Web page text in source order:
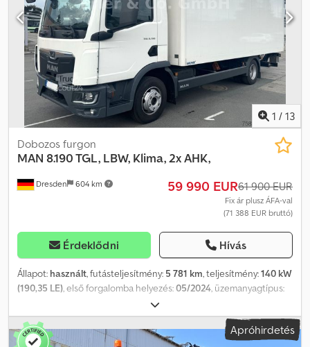
Elektromos tükrök • Szervokormány • Tachográf Plató mérete: 595
x 230 x 105 cm (H x Sz x M) RAKTERHELÉS: 4500 kg TELJES
TÖMEG: 11 990 kg TENGELYTÁV: 455 cm GUMI MÉRET: 245/70R17,5
FUTÓMŰ: ELSŐ: RUGÓS HÁTSÓ: LÉGRUGÓS TELEFON: KUBA –
lengyel, angol, német, olasz SEBASTIAN – lengyel, német, olasz
LÁSZLÓ – magyar COSTEL – román (románul minden exporttal
kapcsolatos ügyintézést elvégzünk, beleértve a szükséges
dokumentumokat) RADEK
1 / 13
Dresden 604 km
Dobozos furgon
MAN 8.190 TGL, LBW, Klima, 2x AHK,
59 990 EUR61 900 EUR
Fix ár plusz ÁFA-val
(71 388 EUR bruttó)
Érdeklődni Hívás
Állapot: használt, futásteljesítmény: 5 781 km, teljesítmény:140 kW
(190,35 LE) , első forgalomba helyezés:05/2024 , üzemanyagtípus:
, következő vizsga (TÜV):
fehér, hajtástípus:mechanikai, ülések száma:2, raktér hossza:
6 100 mm, rakodótér szélesség:2 460 mm, raktérmagasság:2 400
Apróhirdetés